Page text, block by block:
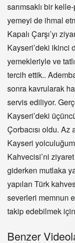
sarımsaklı bir
yemeyi de ihmal
Kapalı Çarşı’yı
Kayseri’deki ikinci
yemekleriyle ve
tercih ettik..
sonra kavrularak
servis ediliyor.
Kayseri’deki
Çorbacısı oldu. Az
Kayseri
Kahvecisi’ni
giderken mutlaka
yapılan Türk
severleri memnun
takip edebilmek
Benzer